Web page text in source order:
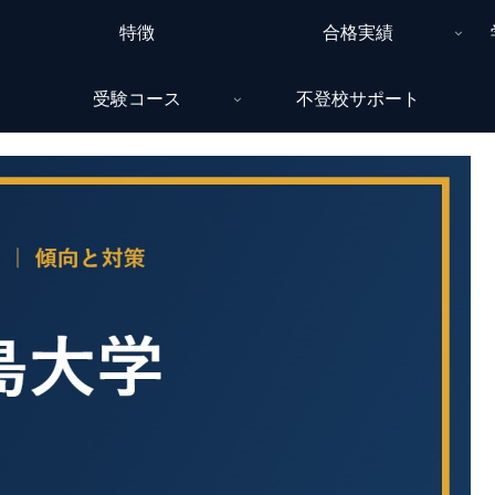
特徴 合格実績
受験コース 不登校サポート